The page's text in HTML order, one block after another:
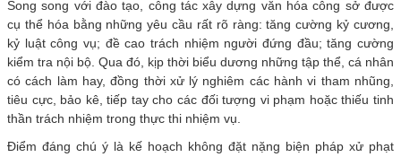
Song song với đào tạo, công tác xây dựng văn hóa công sở được
cụ thể hóa bằng những yêu cầu rất rõ ràng: tăng cường kỷ cương,
kỷ luật công vụ; đề cao trách nhiệm người đứng đầu; tăng cường
kiểm tra nội bộ. Qua đó, kịp thời biểu dương những tập thể, cá nhân
có cách làm hay, đồng thời xử lý nghiêm các hành vi tham nhũng,
tiêu cực, bảo kê, tiếp tay cho các đối tượng vi phạm hoặc thiếu tinh
thần trách nhiệm trong thực thi nhiệm vụ.
Điểm đáng chú ý là kế hoạch không đặt nặng biện pháp xử phạt